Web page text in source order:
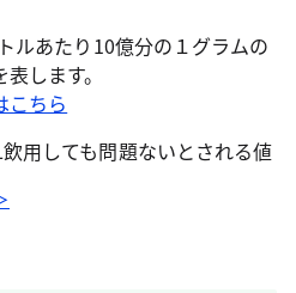
あたり10億分の１グラムの
します。
こちら
用しても問題ないとされる値